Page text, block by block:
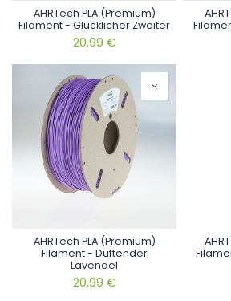
AHRTech PLA (Premium)
Filament - Glücklicher Zweiter
20,99 €
AHRTech PLA (Premium)
Filament - Duftender
Lavendel
20,99 €